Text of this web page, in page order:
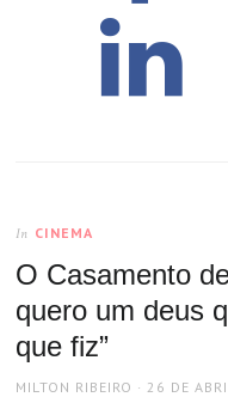
In CINEMA
O Casamento
quero um deus
que fiz”
AUTHOR
MILTON RIBEIRO
POSTED
26 DE